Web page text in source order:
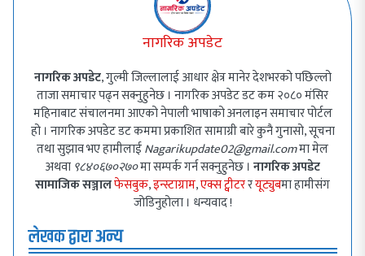
नागरिक अपडेट
नागरिक अपडेट, गुल्मी जिल्लालाई आधार क्षेत्र मानेर देशभरको पछिल्लो
ताजा समाचार पढ्न सक्नुहुनेछ । नागरिक अपडेट डट कम २०८० मंसिर
महिनाबाट संचालनमा आएको नेपाली भाषाको अनलाइन समाचार पोर्टल
हो । नागरिक अपडेट डट कममा प्रकाशित सामाग्री बारे कुनै गुनासो, सूचना
तथा सुझाव भए हामीलाईNagarikupdate02@gmail.comमा मेल
अथवा ९८४०६७०२७०मा सम्पर्क गर्न सक्नुहुनेछ । नागरिक अपडेट
सामाजिक सञ्जालफेसबुक,इन्स्टाग्राम,एक्स ट्वीटररयूट्युबमा हामीसंग
जोडिनुहोला । धन्यवाद !
लेखक द्वारा अन्य